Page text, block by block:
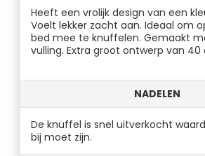
Heeft een vrolijk design van een
Voelt lekker zacht aan. Ideaal om
bed mee te knuffelen. Gemaakt
vulling. Extra groot ontwerp van 40
NADELEN
De knuffel is snel uitverkocht
bij moet zijn.